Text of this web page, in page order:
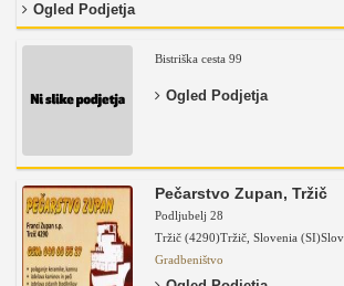
Ogled Podjetja
Bistriška cesta 99
Ogled Podjetja
Pečarstvo Zupan, Tržič
Podljubelj 28
Tržič (4290)Tržič Slovenia (SI)
Gradbeništvo